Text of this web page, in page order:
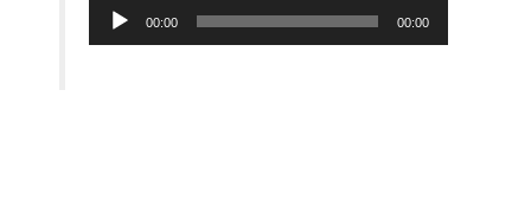
Lecteur
audio
00:00 00:00